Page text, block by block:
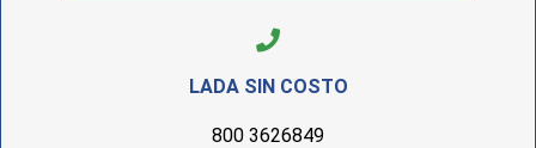
LADA SIN COSTO
800 3626849